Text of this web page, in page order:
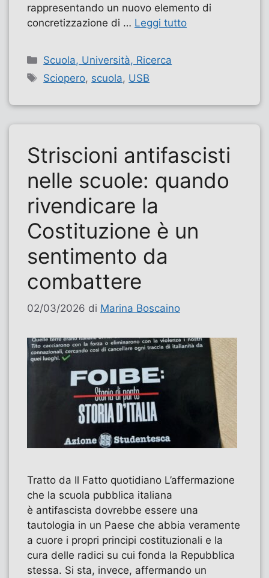
rappresentando un nuovo elemento di
concretizzazione di … Leggi tutto
Categorie
Scuola, Università, Ricerca
Tag
Sciopero, scuola, USB
Striscioni antifascisti
nelle scuole: quando
rivendicare la
Costituzione è un
sentimento da
combattere
02/03/2026 di Marina Boscaino
Tratto da Il Fatto quotidiano L’affermazione
che la scuola pubblica italiana
è antifascista dovrebbe essere una
tautologia in un Paese che abbia veramente
a cuore i propri principi costituzionali e la
cura delle radici su cui fonda la Repubblica
stessa. Si sta, invece, affermando un